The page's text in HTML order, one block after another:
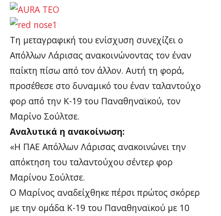
Τη μεταγραφική του ενίσχυση συνεχίζει ο
Απόλλων Λάρισας ανακοινώνοντας τον έναν
παίκτη πίσω από τον άλλον. Αυτή τη φορά,
προσέθεσε στο δυναμικό του έναν ταλαντούχο
φορ από την Κ-19 του Παναθηναϊκού, τον
Μαρίνο Σούλτσε.
Αναλυτικά η ανακοίνωση:
«Η ΠΑΕ Απόλλων Λάρισας ανακοινώνει την
απόκτηση του ταλαντούχου σέντερ φορ
Μαρίνου Σούλτσε.
Ο Μαρίνος αναδείχθηκε πέρσι πρώτος σκόρερ
με την ομάδα Κ-19 του Παναθηναϊκού με 10